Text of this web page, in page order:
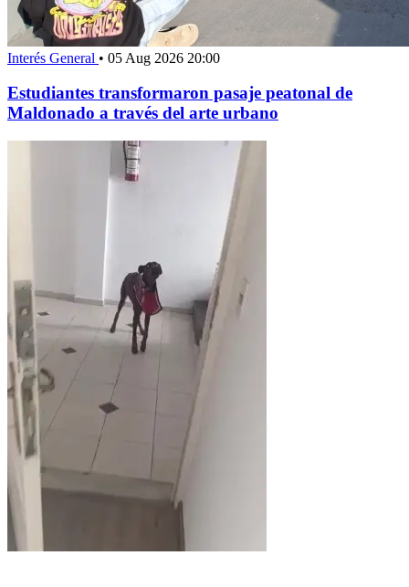
Interés General • 05 Aug 2026 20:00
Estudiantes transformaron pasaje peatonal de
Maldonado a través del arte urbano